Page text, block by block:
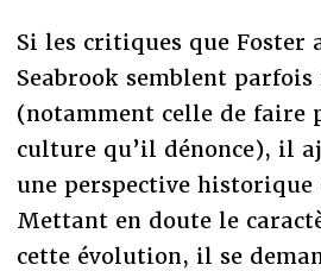
Si les critiques que Foster
Seabrook semblent parfois
(notamment celle de faire
culture qu’il dénonce), il
une perspective historique
Mettant en doute le
cette évolution, il se